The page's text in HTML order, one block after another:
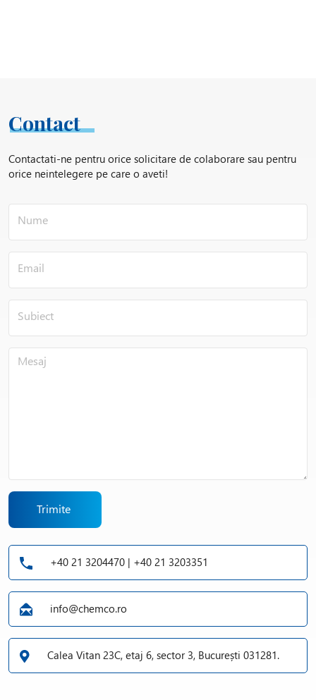
Contact
Contactati-ne pentru orice solicitare de colaborare sau pentru
orice neintelegere pe care o aveti!
Trimite
+40 21 3204470 | +40 21 3203351
info@chemco.ro
Calea Vitan 23C, etaj 6, sector 3, București 031281.